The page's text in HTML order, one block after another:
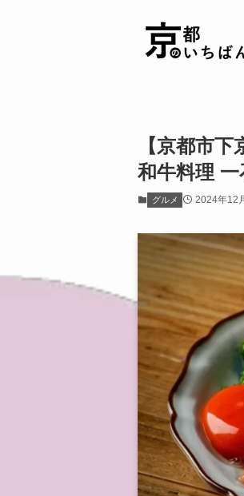
【京都市
和牛料理
グルメ 2024年12